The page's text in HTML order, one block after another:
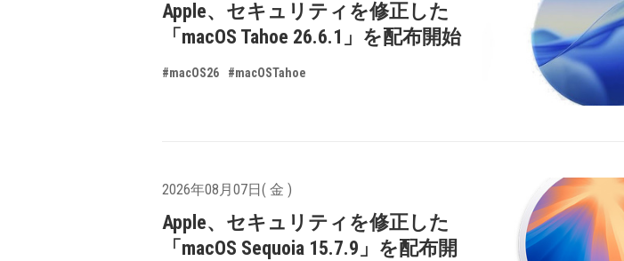
Apple、セキュリティを修正した
「macOS Tahoe 26.6.1」を配布開始
#macOS26 #macOSTahoe
2026年08月07日( 金 )
Apple、セキュリティを修正した
「macOS Sequoia 15.7.9」を配布開